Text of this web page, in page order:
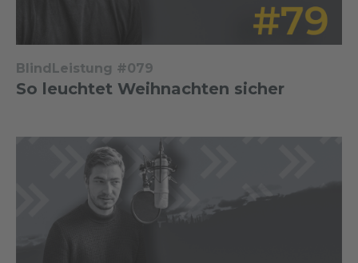
BlindLeistung #079
So leuchtet Weihnachten sicher